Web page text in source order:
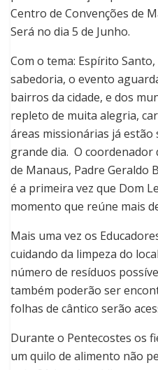
Centro de Convenções de
Será no dia 5 de Junho.
Com o tema: Espírito
sabedoria, o evento
bairros da cidade, e dos
repleto de muita alegria,
áreas missionárias já
grande dia. O coordenador
de Manaus, Padre Geraldo
é a primeira vez que Dom
momento que reúne mais
Mais uma vez os
cuidando da limpeza do
número de resíduos
também poderão ser
folhas de cântico serão
Durante o Pentecostes os
um quilo de alimento não